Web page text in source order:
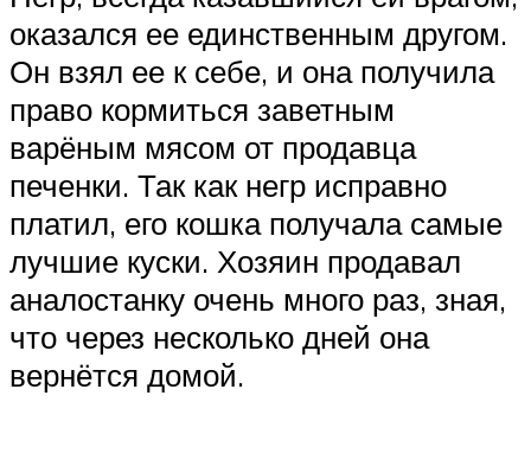
оказался ее единственным другом.
Он взял ее к себе, и она получила
право кормиться заветным
варёным мясом от продавца
печенки. Так как негр исправно
платил, его кошка получала самые
лучшие куски. Хозяин продавал
аналостанку очень много раз, зная,
что через несколько дней она
вернётся домой.